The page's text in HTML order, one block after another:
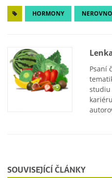
HORMONY
Psaní
studiu
SOUVISEJÍCÍ ČLÁNKY